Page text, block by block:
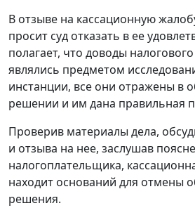
В отзыве на кассационную
просит суд отказать в ее
полагает, что доводы
являлись предметом
инстанции, все они отражены в
решении и им дана правильная
Проверив материалы дела,
и отзыва на нее, заслушав
налогоплательщика,
находит оснований для отмены
решения.